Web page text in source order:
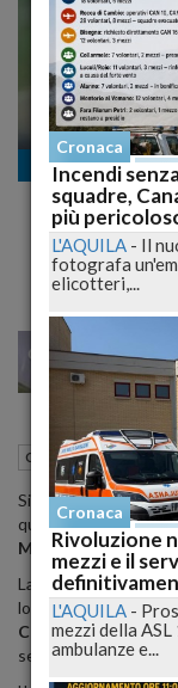
Cronaca
Omicidio
processo a
Cronaca Teramo (TE)
Si allungano i tempi
quasi un anno in
Melania Rea.
La consegna della
lo stesso che ha
Claspse diYara
settimana è stata
Cronaca
Incendi
squadre,
più
L'AQUILA - Il
fotografa
elicotteri,...
Cronaca
Rivoluzione
mezzi e il
L'AQUILA -
mezzi della
ambulanze e...